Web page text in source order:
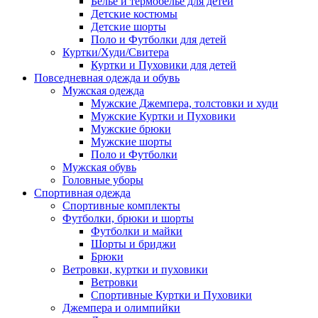
Детские костюмы
Детские шорты
Поло и Футболки для детей
Куртки/Худи/Свитера
Куртки и Пуховики для детей
Повседневная одежда и обувь
Мужская одежда
Мужские Джемпера, толстовки и худи
Мужские Куртки и Пуховики
Мужские брюки
Мужские шорты
Поло и Футболки
Мужская обувь
Головные уборы
Спортивная одежда
Спортивные комплекты
Футболки, брюки и шорты
Футболки и майки
Шорты и бриджи
Брюки
Ветровки, куртки и пуховики
Ветровки
Спортивные Куртки и Пуховики
Джемпера и олимпийки